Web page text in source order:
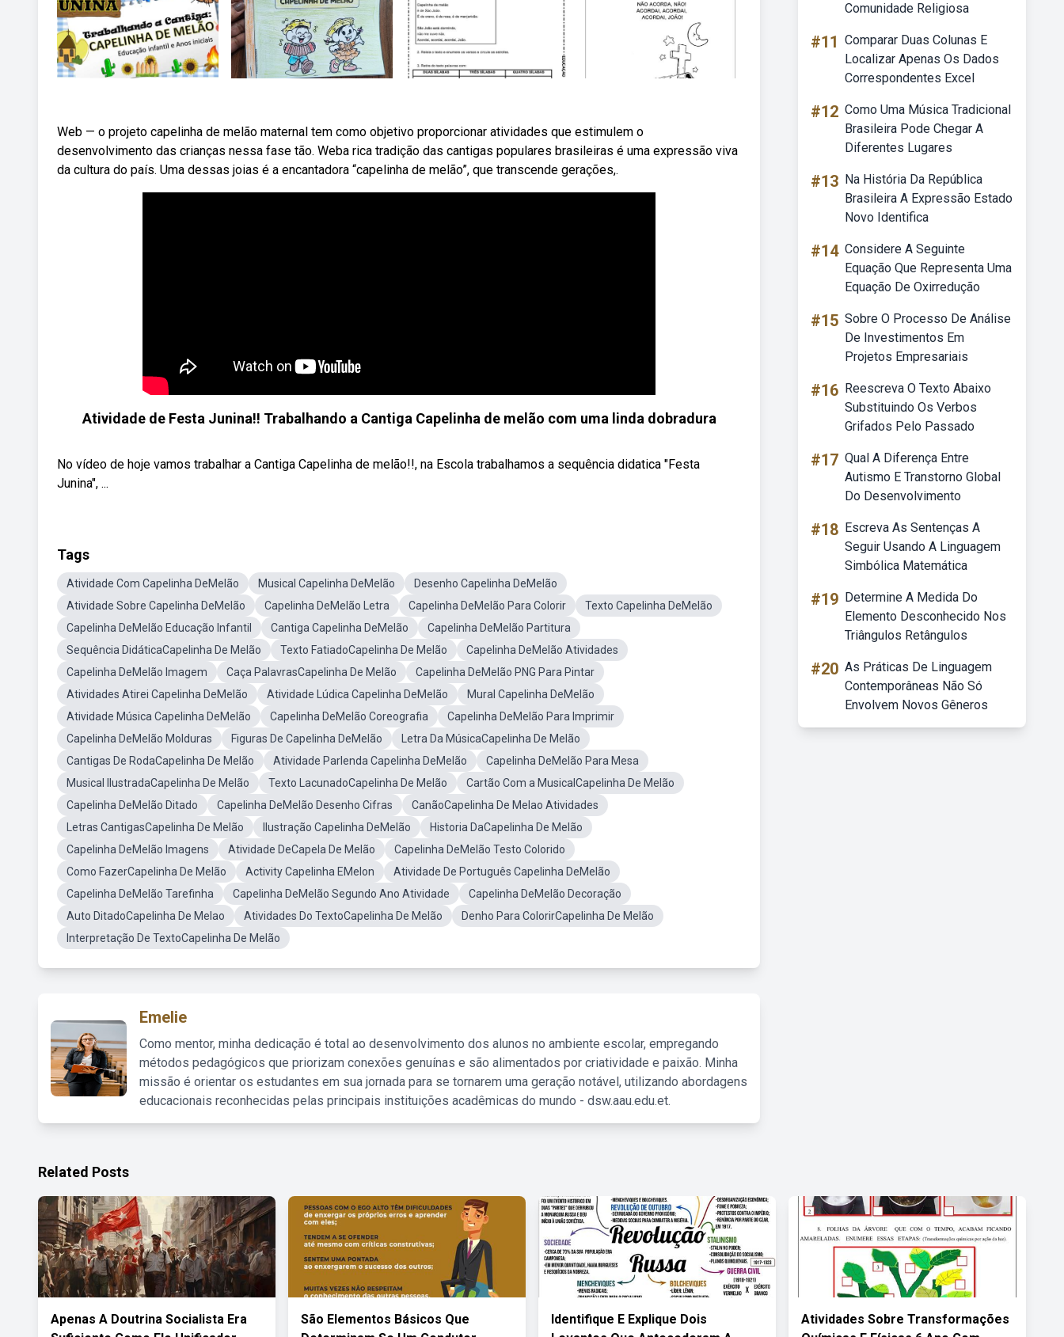
Web — o projeto capelinha de melão maternal tem como objetivo proporcionar atividades que estimulem o
desenvolvimento das crianças nessa fase tão. Weba rica tradição das cantigas populares brasileiras é uma expressão viva
da cultura do país. Uma dessas joias é a encantadora “capelinha de melão”, que transcende gerações,.
Atividade de Festa Junina!! Trabalhando a Cantiga Capelinha de melão com uma linda dobradura
No vídeo de hoje vamos trabalhar a Cantiga Capelinha de melão!!, na Escola trabalhamos a sequência didatica "Festa
Junina", ...
Tags
Atividade Com Capelinha DeMelão Musical Capelinha DeMelão
Desenho Capelinha DeMelão
Atividade Sobre Capelinha DeMelão
Capelinha DeMelão Letra Capelinha DeMelão Para Colorir
Texto Capelinha DeMelão
Capelinha DeMelão Educação Infantil
Cantiga Capelinha DeMelão
Capelinha DeMelão Partitura
Sequência DidáticaCapelinha De Melão
Texto FatiadoCapelinha De Melão
Capelinha DeMelão Atividades
Capelinha DeMelão Imagem
Caça PalavrasCapelinha De Melão
Capelinha DeMelão PNG Para Pintar
Atividades Atirei Capelinha DeMelão
Atividade Lúdica Capelinha DeMelão
Mural Capelinha DeMelão
Atividade Música Capelinha DeMelão
Capelinha DeMelão Coreografia
Capelinha DeMelão Para Imprimir
Capelinha DeMelão Molduras
Figuras De Capelinha DeMelão
Letra Da MúsicaCapelinha De Melão
Cantigas De RodaCapelinha De Melão
Atividade Parlenda Capelinha DeMelão
Capelinha DeMelão Para Mesa
Musical IlustradaCapelinha De Melão
Texto LacunadoCapelinha De Melão
Cartão Com a MusicalCapelinha De Melão
Capelinha DeMelão Ditado
Capelinha DeMelão Desenho Cifras
CanãoCapelinha De Melao Atividades
Letras CantigasCapelinha De Melão
Ilustração Capelinha DeMelão
Historia DaCapelinha De Melão
Capelinha DeMelão Imagens
Atividade DeCapela De Melão
Capelinha DeMelão Testo Colorido
Como FazerCapelinha De Melão
Activity Capelinha EMelon
Atividade De Português Capelinha DeMelão
Capelinha DeMelão Tarefinha
Capelinha DeMelão Segundo Ano Atividade
Capelinha DeMelão Decoração
Auto DitadoCapelinha De Melao
Atividades Do TextoCapelinha De Melão
Denho Para ColorirCapelinha De Melão
Interpretação De TextoCapelinha De Melão
Emelie
Como mentor, minha dedicação é total ao desenvolvimento dos alunos no ambiente escolar, empregando
métodos pedagógicos que priorizam conexões genuínas e são alimentados por criatividade e paixão. Minha
missão é orientar os estudantes em sua jornada para se tornarem uma geração notável, utilizando abordagens
educacionais reconhecidas pelas principais instituições acadêmicas do mundo - dsw.aau.edu.et.
Comunidade Religiosa
#11 Comparar Duas Colunas E
Localizar Apenas Os Dados
Correspondentes Excel
#12 Como Uma Música Tradicional
Brasileira Pode Chegar A
Diferentes Lugares
#13 Na História Da República
Brasileira A Expressão Estado
Novo Identifica
#14 Considere A Seguinte
Equação Que Representa Uma
Equação De Oxirredução
#15 Sobre O Processo De Análise
De Investimentos Em
Projetos Empresariais
#16 Reescreva O Texto Abaixo
Substituindo Os Verbos
Grifados Pelo Passado
#17 Qual A Diferença Entre
Autismo E Transtorno Global
Do Desenvolvimento
#18 Escreva As Sentenças A
Seguir Usando A Linguagem
Simbólica Matemática
#19 Determine A Medida Do
Elemento Desconhecido Nos
Triângulos Retângulos
#20 As Práticas De Linguagem
Contemporâneas Não Só
Envolvem Novos Gêneros
Related Posts
Apenas A Doutrina Socialista Era
São Elementos Básicos Que
Identifique E Explique Dois
Atividades Sobre Transformações